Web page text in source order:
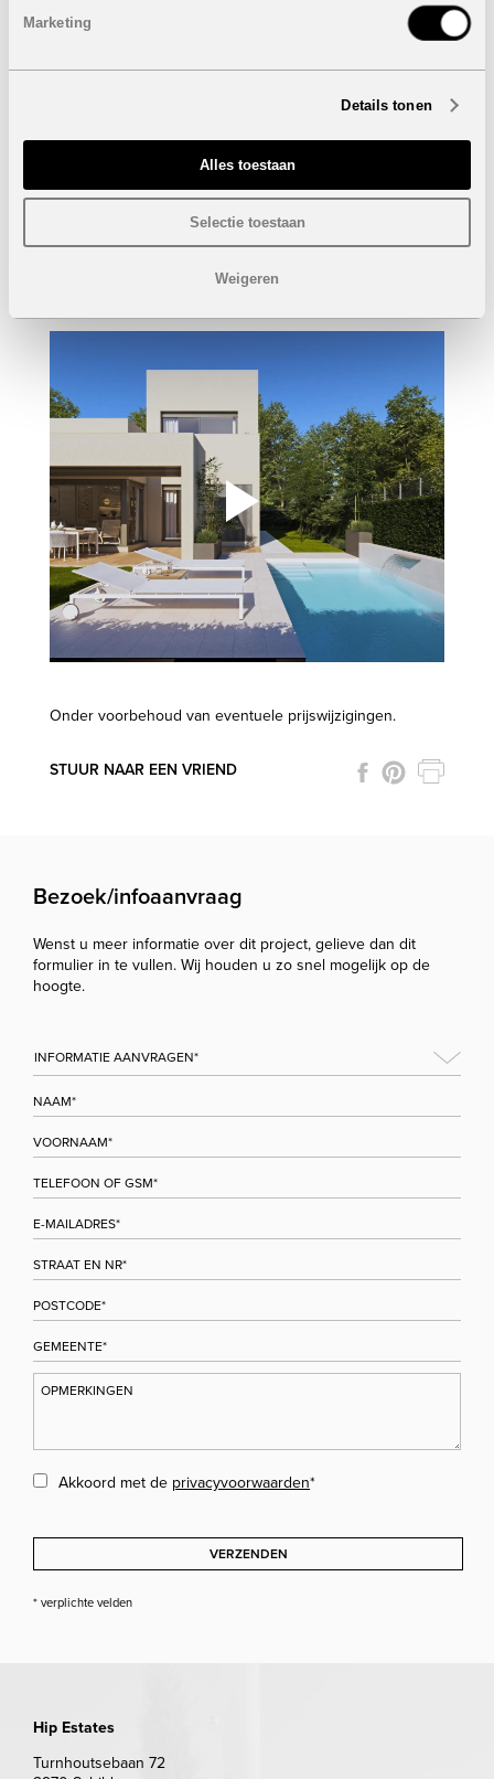
Marketing
Details tonen
Alles toestaan
Selectie toestaan
Weigeren
VERKOCHT
2 Badkamers
Prijs:199.000 euro VERKOCHT
Onder voorbehoud van eventuele prijswijzigingen.
STUUR NAAR EEN VRIEND
Bezoek/infoaanvraag
Wenst u meer informatie over dit project, gelieve dan dit
formulier in te vullen. Wij houden u zo snel mogelijk op de
hoogte.
Akkoord met de privacyvoorwaarden*
VERZENDEN
* verplichte velden
Hip Estates
Turnhoutsebaan 72